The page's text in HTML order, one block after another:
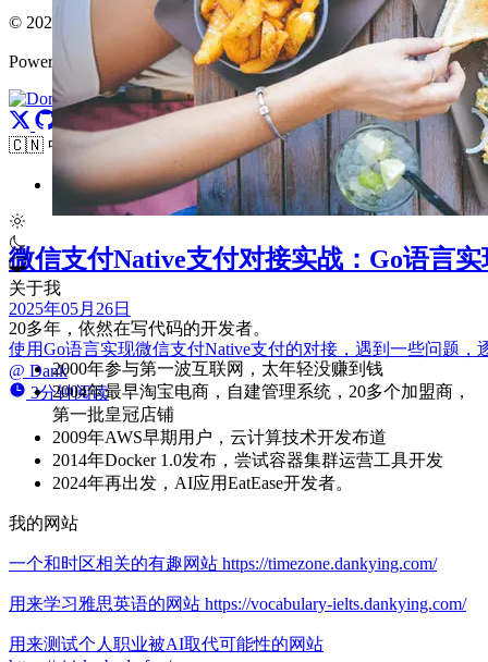
微信支付Native支付对接实战：Go语言
2025年05月26日
使用Go语言实现微信支付Native支付的对接，遇到一些问题，
@ Dank
3分钟阅读
© 2020 - 2026 Dank's Blog - 发现问题，分享解决.
Powered by Dank
🇨🇳 中文简体
🇺🇸 English
关于我
20多年，依然在写代码的开发者。
2000年参与第一波互联网，太年轻没赚到钱
2004年最早淘宝电商，自建管理系统，20多个加盟商，
第一批皇冠店铺
2009年AWS早期用户，云计算技术开发布道
2014年Docker 1.0发布，尝试容器集群运营工具开发
2024年再出发，AI应用EatEase开发者。
我的网站
一个和时区相关的有趣网站 https://timezone.dankying.com/
用来学习雅思英语的网站 https://vocabulary-ielts.dankying.com/
用来测试个人职业被AI取代可能性的网站